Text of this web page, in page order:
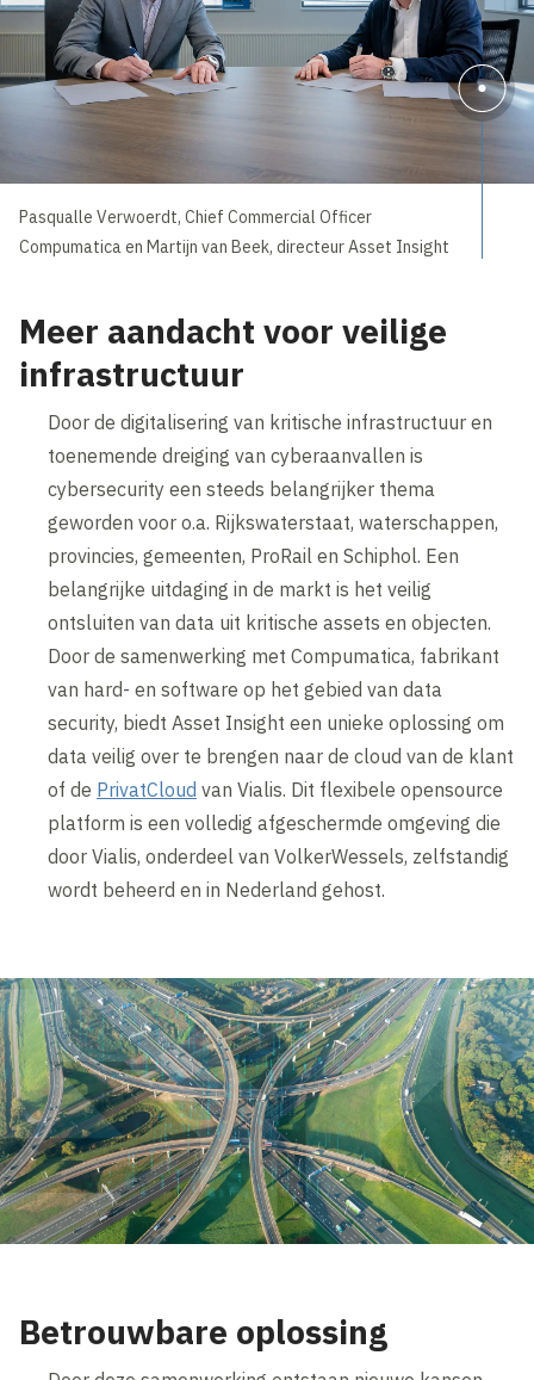
Pasqualle Verwoerdt, Chief Commercial Officer
Compumatica en Martijn van Beek, directeur Asset Insight
Meer aandacht voor veilige
infrastructuur
Door de digitalisering van kritische infrastructuur en
toenemende dreiging van cyberaanvallen is
cybersecurity een steeds belangrijker thema
geworden voor o.a. Rijkswaterstaat, waterschappen,
provincies, gemeenten, ProRail en Schiphol. Een
belangrijke uitdaging in de markt is het veilig
ontsluiten van data uit kritische assets en objecten.
Door de samenwerking met Compumatica, fabrikant
van hard- en software op het gebied van data
security, biedt Asset Insight een unieke oplossing om
data veilig over te brengen naar de cloud van de klant
of de PrivatCloud van Vialis. Dit flexibele opensource
platform is een volledig afgeschermde omgeving die
door Vialis, onderdeel van VolkerWessels, zelfstandig
wordt beheerd en in Nederland gehost.
Betrouwbare oplossing